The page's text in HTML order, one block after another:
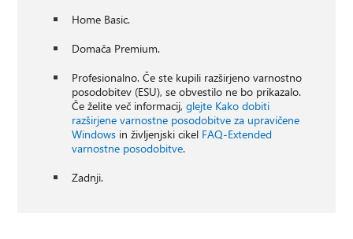
Home Basic.
Domača Premium.
Profesionalno. Če ste kupili razširjeno varnostno
posodobitev (ESU), se obvestilo ne bo prikazalo.
Če želite več informacij, glejte Kako dobiti
razširjene varnostne posodobitve za upravičene
Windowsin življenjski cikel FAQ-Extended
varnostne posodobitve.
Zadnji.